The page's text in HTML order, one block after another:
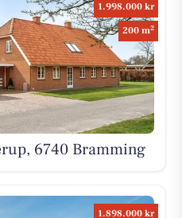
1.998.000 kr
200 m2
6740 Bramming
1.898.000 kr